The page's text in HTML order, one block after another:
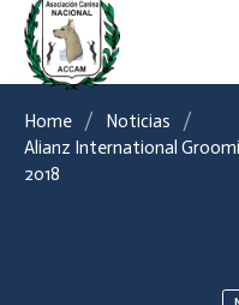
Home
Noticias
Alianz International
2018